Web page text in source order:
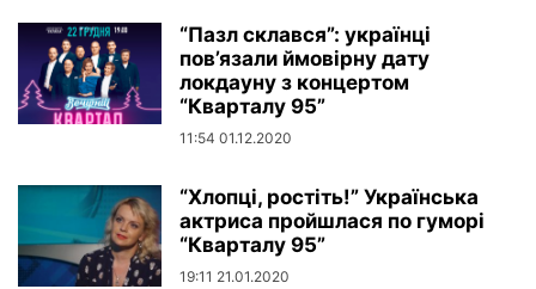
“Пазл склався”: українці
пов’язали ймовірну дату
локдауну з концертом
“Кварталу 95”
11:54 01.12.2020
“Хлопці, ростіть!” Українська
актриса пройшлася по гуморі
“Кварталу 95”
19:11 21.01.2020